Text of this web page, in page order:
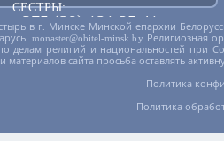
СЕСТРЫ:
+375 (29) 121 25 41
ОБРАТНАЯ СВЯЗЬ
в г. Минске Минской епархии
monaster@obitel-minsk.by
делам религий и национальностей
сайта просьба оставлять
Политика
Политика